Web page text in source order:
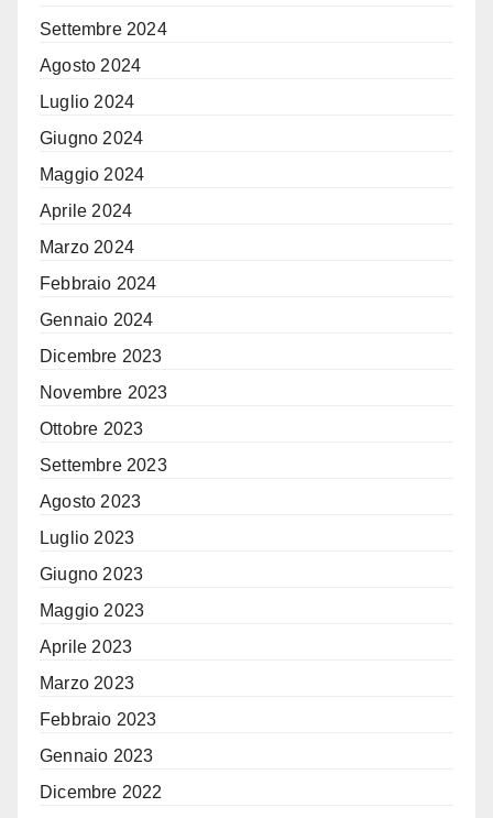
Settembre 2024
Agosto 2024
Luglio 2024
Giugno 2024
Maggio 2024
Aprile 2024
Marzo 2024
Febbraio 2024
Gennaio 2024
Dicembre 2023
Novembre 2023
Ottobre 2023
Settembre 2023
Agosto 2023
Luglio 2023
Giugno 2023
Maggio 2023
Aprile 2023
Marzo 2023
Febbraio 2023
Gennaio 2023
Dicembre 2022